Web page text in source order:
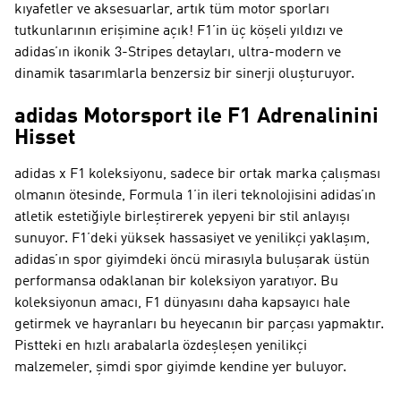
kıyafetler ve aksesuarlar, artık tüm motor sporları
tutkunlarının erişimine açık! F1’in üç köşeli yıldızı ve
adidas’ın ikonik 3-Stripes detayları, ultra-modern ve
dinamik tasarımlarla benzersiz bir sinerji oluşturuyor.
adidas Motorsport ile F1 Adrenalinini
Hisset
adidas x F1 koleksiyonu, sadece bir ortak marka çalışması
olmanın ötesinde, Formula 1’in ileri teknolojisini adidas’ın
atletik estetiğiyle birleştirerek yepyeni bir stil anlayışı
sunuyor. F1’deki yüksek hassasiyet ve yenilikçi yaklaşım,
adidas’ın spor giyimdeki öncü mirasıyla buluşarak üstün
performansa odaklanan bir koleksiyon yaratıyor. Bu
koleksiyonun amacı, F1 dünyasını daha kapsayıcı hale
getirmek ve hayranları bu heyecanın bir parçası yapmaktır.
Pistteki en hızlı arabalarla özdeşleşen yenilikçi
malzemeler, şimdi spor giyimde kendine yer buluyor.